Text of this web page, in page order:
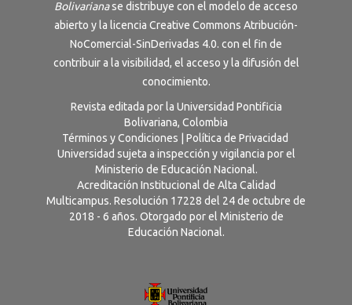
Bolivarianase distribuye con el modelo de acceso
abierto y la licencia Creative Commons Atribución-
NoComercial-SinDerivadas 4.0. con el fin de
contribuir a la visibilidad, el acceso y la difusión del
conocimiento.
Revista editada por la Universidad Pontificia
Bolivariana, Colombia
Términos y Condiciones
Política de Privacidad
Universidad sujeta a inspección y vigilancia por el
Ministerio de Educación Nacional.
Acreditación Institucional de Alta Calidad
Multicampus. Resolución 17228 del 24 de octubre de
2018 - 6 años. Otorgado por el Ministerio de
Educación Nacional.